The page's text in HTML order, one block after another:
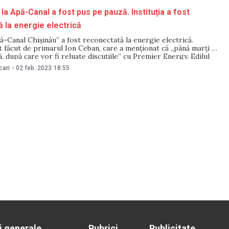
la Apă-Canal a fost pus pe pauză. Instituția a fost
la energie electrică
Canal Chișinău” a fost reconectată la energie electrică.
făcut de primarul Ion Ceban, care a menționat că „până marți s-
după care vor fi reluate discuțiile” cu Premier Energy. Edilul
cu colegii săi, după mai multe ședințe lungi, au identificat
- 02 feb. 2023 18:55